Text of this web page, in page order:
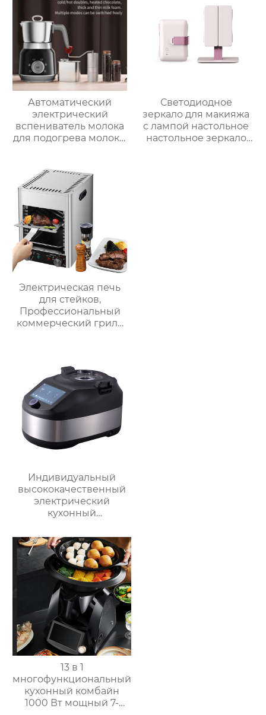
Автоматический
электрический
вспениватель молока
для подогрева молока,
нержавеющей стали,
домашний
пароварочный
аппарат для молока
Светодиодное
зеркало для макияжа
с лампой настольное
настольное зеркало
Электрическая печь
для стейков,
Профессиональный
коммерческий гриль
Постоянная
температура 800℃,
Нержавеющая сталь
Индивидуальный
высококачественный
электрический
кухонный
робот для
приготовления пищи,
кухонный комбайн,
блендер, тепловизор
13 в 1
многофункциональный
кухонный комбайн
1000 Вт мощный 7-